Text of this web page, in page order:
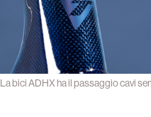
La bici ADHX ha il passaggio cavi